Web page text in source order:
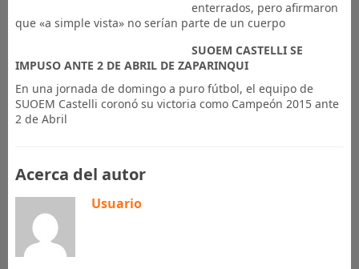
enterrados, pero afirmaron
que «a simple vista» no serían parte de un cuerpo
SUOEM CASTELLI SE
IMPUSO ANTE 2 DE ABRIL DE ZAPARINQUI
En una jornada de domingo a puro fútbol, el equipo de
SUOEM Castelli coronó su victoria como Campeón 2015 ante
2 de Abril
Acerca del autor
Usuario